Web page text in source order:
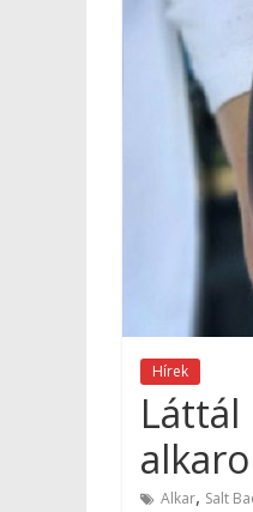
Hírek
Láttál
Alkar, Salt